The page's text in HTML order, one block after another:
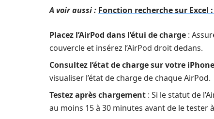
A voir aussi : Fonction recherche sur Excel
Placez l’AirPod dans l’étui de charge :
couvercle et insérez l’AirPod droit dedans.
Consultez l’état de charge sur votre iPhone
visualiser l’état de charge de chaque AirPod.
Testez après chargement : Si le statut de
au moins 15 à 30 minutes avant de le tester